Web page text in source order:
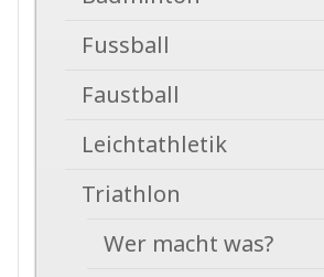
Fussball
Faustball
Leichtathletik
Triathlon
Wer macht was?